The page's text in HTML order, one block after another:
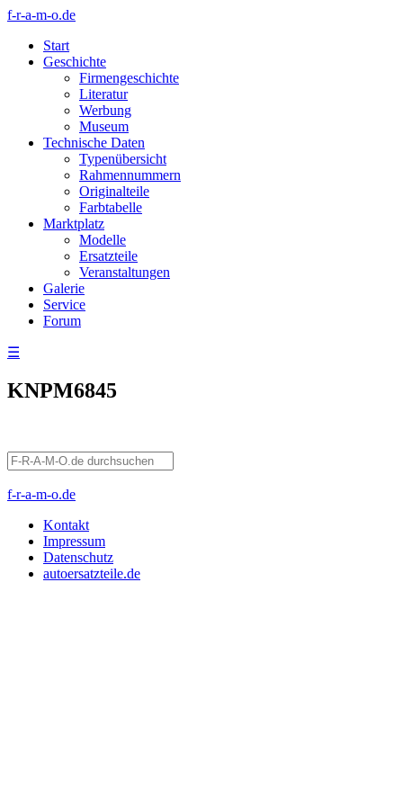
f-r-a-m-o.de
Start
Geschichte
Firmengeschichte
Literatur
Werbung
Museum
Technische Daten
Typenübersicht
Rahmennummern
Originalteile
Farbtabelle
Marktplatz
Modelle
Ersatzteile
Veranstaltungen
Galerie
Service
Forum
☰
KNPM6845
f-r-a-m-o.de
Kontakt
Impressum
Datenschutz
autoersatzteile.de